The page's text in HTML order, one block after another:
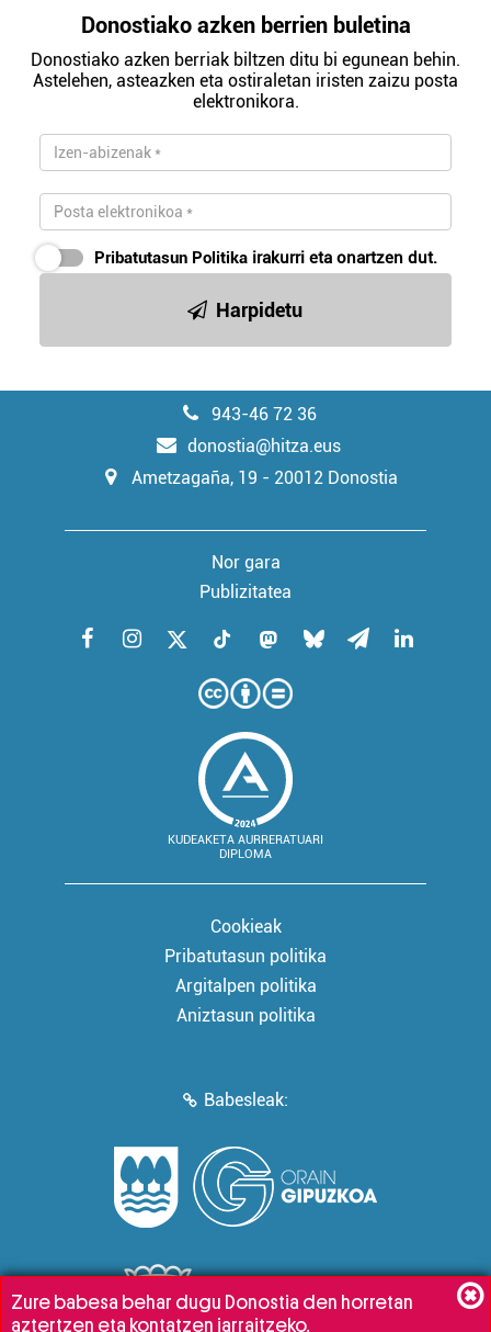
Donostiako azken berrien buletina
Donostiako azken berriak biltzen ditu bi egunean behin.
Astelehen, asteazken eta ostiraletan iristen zaizu posta
elektronikora.
Pribatutasun Politika irakurri eta onartzen dut.
Harpidetu
943-46 72 36
donostia@hitza.eus
Ametzagaña, 19 - 20012 Donostia
Nor gara
Publizitatea
KUDEAKETA AURRERATUARI
DIPLOMA
Cookieak
Pribatutasun politika
Argitalpen politika
Aniztasun politika
Babesleak:
Zure babesa behar dugu Donostia den horretan
aztertzen eta kontatzen jarraitzeko.